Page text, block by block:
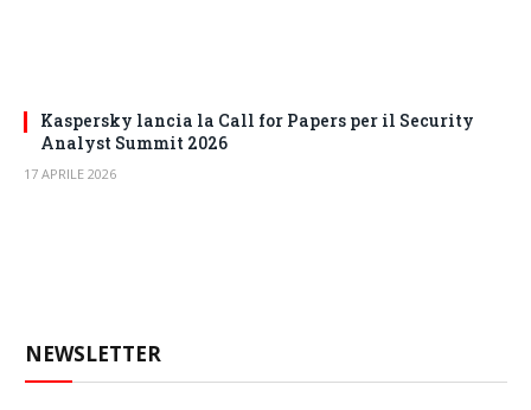
Kaspersky lancia la Call for Papers per il Security
Analyst Summit 2026
17 APRILE 2026
NEWSLETTER